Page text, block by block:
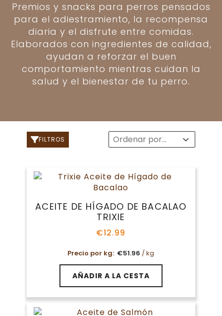
Premios y snacks para perros pensados
para el adiestramiento, la recompensa
diaria y el disfrute entre comidas.
Elaborados con ingredientes de calidad,
ayudan a reforzar el buen
comportamiento mientras cuidan la
salud y el bienestar de tu perro.
FILTROS Sort
Sort content
Sort content
ACEITE DE HÍGADO DE BACALAO
TRIXIE
€12.99
Precio por kg: €51.96 / kg
AÑADIR A LA CESTA